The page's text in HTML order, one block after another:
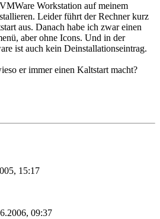
Workstation auf meinem
Leider führt der Rechner kurz
aus. Danach habe ich zwar einen
aber ohne Icons. Und in der
ist auch kein Deinstallationseintrag.
er immer einen Kaltstart macht?
15:17
09:37